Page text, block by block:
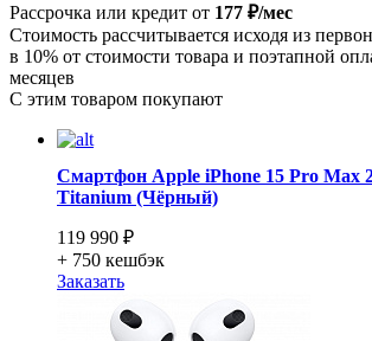
Рассрочка или кредит от 177 ₽/мес
Стоимость рассчитывается исходя из
в 10% от стоимости товара и поэтапной
месяцев
С этим товаром покупают
Смартфон Apple iPhone 15 Pro Max
Titanium (Чёрный)
119 990 ₽
+ 750 кешбэк
Заказать